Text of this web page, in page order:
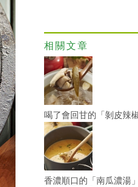
相關文章
喝了會回甘的「剝皮辣
香濃順口的「南瓜濃湯